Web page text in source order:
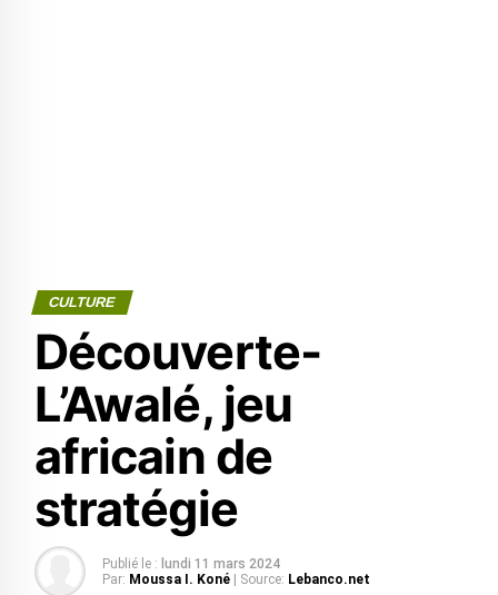
CULTURE
Découverte-
L’Awalé, jeu
africain de
stratégie
Publié le : lundi 11 mars 2024
Par: Moussa I. Koné | Source: Lebanco.net